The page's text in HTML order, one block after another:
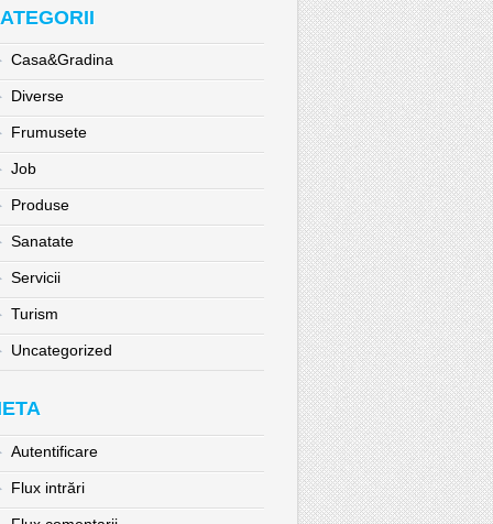
Casa&Gradina
Diverse
Frumusete
Job
Produse
Sanatate
Servicii
Turism
Uncategorized
Autentificare
Flux intrări